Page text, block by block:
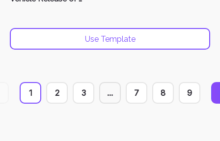
Use Template
1 2 3 ... 7 8 9